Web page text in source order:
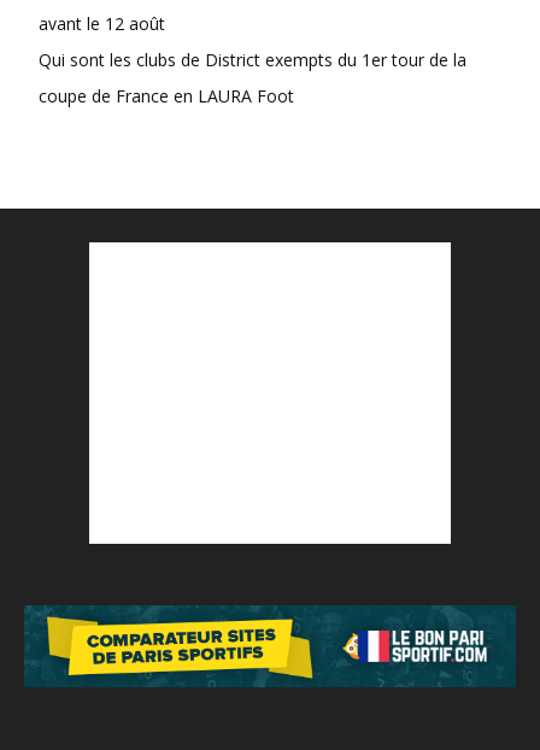
avant le 12 août
Qui sont les clubs de District exempts du 1er tour de la
coupe de France en LAURA Foot